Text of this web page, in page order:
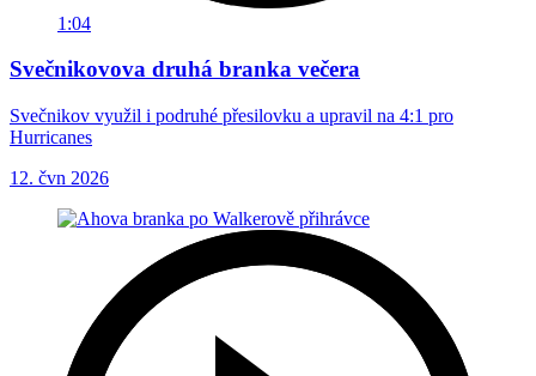
1:04
Svečnikovova druhá branka večera
Svečnikov využil i podruhé přesilovku a upravil na 4:1 pro
Hurricanes
12. čvn 2026